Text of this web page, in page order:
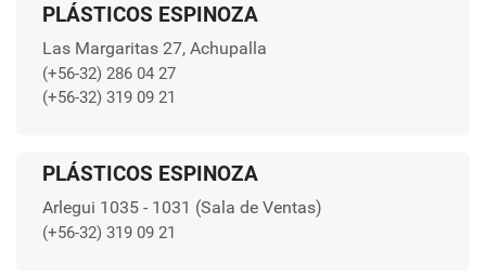
PLÁSTICOS ESPINOZA
Las Margaritas 27, Achupalla
(+56-32) 286 04 27
(+56-32) 319 09 21
PLÁSTICOS ESPINOZA
Arlegui 1035 - 1031 (Sala de Ventas)
(+56-32) 319 09 21